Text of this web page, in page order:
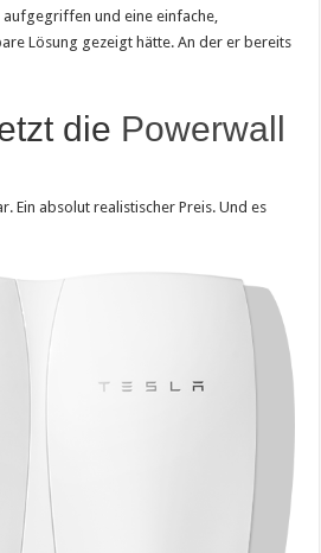
und eine einfache,
Lösung gezeigt hätte. An der er bereits
die Powerwall
Ein absolut realistischer Preis. Und es